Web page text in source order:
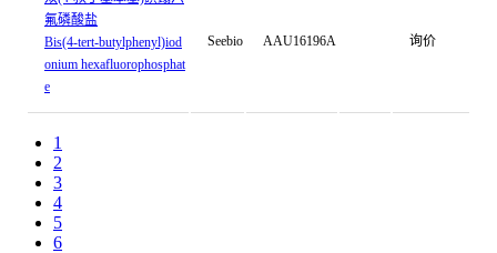
氟磷酸盐
Bis(4-tert-butylphenyl)iod
onium hexafluorophosphat
e
Seebio AAU16196A 询价
1
2
3
4
5
6